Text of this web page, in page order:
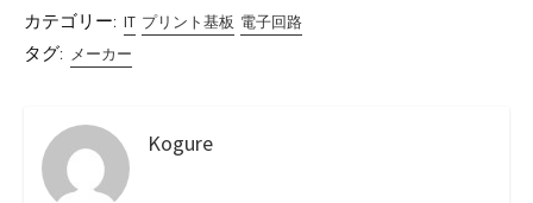
カテゴリー: IT プリント基板 電子回路
タグ: メーカー
Kogure